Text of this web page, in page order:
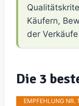
Käufern,
der
Die 3
EMPFEHLUNG NR. 1